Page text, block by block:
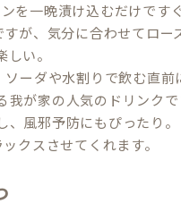
を一晩漬け込むだけです
すが、気分に合わせてロー
い。
ーダや水割りで飲む直前
が家の人気のドリンクで
風邪予防にもぴったり。
クスさせてくれます。